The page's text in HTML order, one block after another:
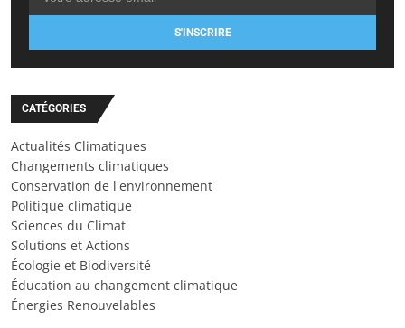
S'INSCRIRE
CATÉGORIES
Actualités Climatiques
Changements climatiques
Conservation de l'environnement
Politique climatique
Sciences du Climat
Solutions et Actions
Écologie et Biodiversité
Éducation au changement climatique
Énergies Renouvelables